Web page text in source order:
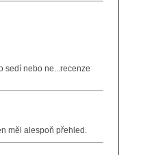
sedí nebo ne...recenze
měl alespoň přehled.